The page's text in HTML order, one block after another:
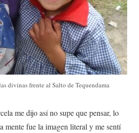
divinas frente al Salto de Tequendama
me dijo así no supe que pensar, lo
mente fue la imagen literal y me sentí